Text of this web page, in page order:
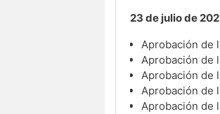
23 de julio de
Aprobación de
Aprobación de
Aprobación de
Aprobación de
Aprobación de